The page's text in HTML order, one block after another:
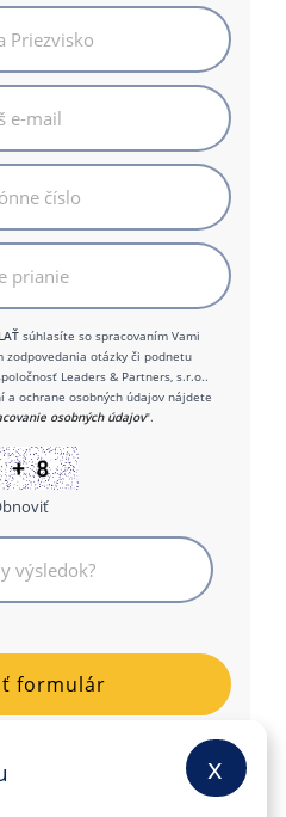
súhlasíte so spracovaním Vami
zodpovedania otázky či podnetu
Leaders & Partners, s.r.o..
a ochrane osobných údajov nájdete
osobných údajov".
x